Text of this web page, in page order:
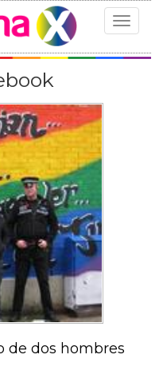
Toggle
de dos hombres